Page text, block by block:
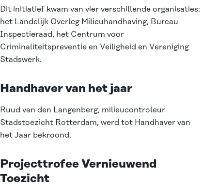
Dit initiatief kwam van vier verschillende organisaties:
het Landelijk Overleg Milieuhandhaving, Bureau
Inspectieraad, het Centrum voor
Criminaliteitspreventie en Veiligheid en Vereniging
Stadswerk.
Handhaver van het jaar
Ruud van den Langenberg, milieucontroleur
Stadstoezicht Rotterdam, werd tot Handhaver van
het Jaar bekroond.
Projecttrofee Vernieuwend
Toezicht